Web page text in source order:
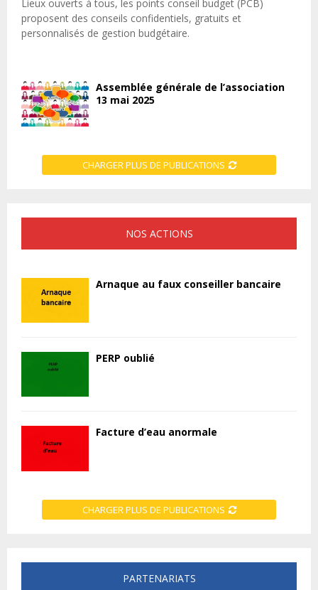
Lieux ouverts à tous, les points conseil budget (PCB)
proposent des conseils confidentiels, gratuits et
personnalisés de gestion budgétaire.
Assemblée générale de l’association
13 mai 2025
CHARGER PLUS DE PUBLICATIONS
NOS ACTIONS
Arnaque au faux conseiller bancaire
PERP oublié
Facture d’eau anormale
CHARGER PLUS DE PUBLICATIONS
PARTENARIATS